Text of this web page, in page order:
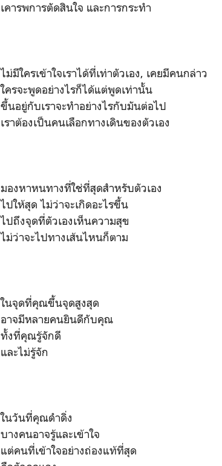
เคารพการตัดสินใจ และการกระทำ
ไม่มีใครเข้าใจเราได้ที่เท่าตัวเอง, เคยมีคนกล่าว
ใครจะพูดอย่างไรก็ได้แต่พูดเท่านั้น
ขึ้นอยู่กับเราจะทำอย่างไรกับมันต่อไป
เราต้องเป็นคนเลือกทางเดินของตัวเอง
มองหาหนทางที่ใช่ที่สุดสำหรับตัวเอง
ไปให้สุด ไม่ว่าจะเกิดอะไรขึ้น
ไปถึงจุดที่ตัวเองเห็นความสุข
ไม่ว่าจะไปทางเส้นไหนก็ตาม
ในจุดที่คุณขึ้นจุดสูงสุด
อาจมีหลายคนยินดีกับคุณ
ทั้งที่คุณรู้จักดี
และไม่รู้จัก
ในวันที่คุณดำดิ่ง
บางคนอาจรู้และเข้าใจ
แต่คนที่เข้าใจอย่างถ่องแท้ที่สุด